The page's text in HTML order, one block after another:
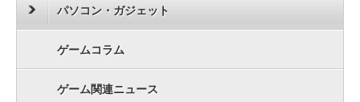
パソコン・ガジェット
ゲームコラム
ゲーム関連ニュース